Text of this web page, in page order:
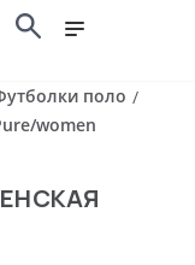
поло /
women